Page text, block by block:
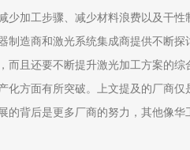
少加工步骤、减少材料浪费以及干性
制造商和激光系统集成商提供不断探
而且还要不断提升激光加工方案的综
化方面有所突破。上文提及的厂商仅
的背后是更多厂商的努力，其他像华